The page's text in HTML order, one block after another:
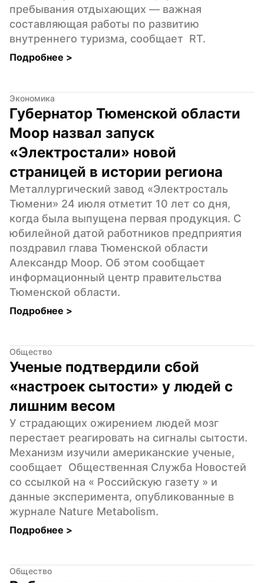
пребывания отдыхающих — важная
составляющая работы по развитию
внутреннего туризма, сообщает  RT.
Подробнее >
Экономика
Губернатор Тюменской области
Моор назвал запуск
«Электростали» новой
страницей в истории региона
Металлургический завод «Электросталь
Тюмени» 24 июля отметит 10 лет со дня,
когда была выпущена первая продукция. С
юбилейной датой работников предприятия
поздравил глава Тюменской области
Александр Моор. Об этом сообщает
информационный центр правительства
Тюменской области.
Подробнее >
Общество
Ученые подтвердили сбой
«настроек сытости» у людей с
лишним весом
У страдающих ожирением людей мозг
перестает реагировать на сигналы сытости.
Механизм изучили американские ученые,
сообщает  Общественная Служба Новостей
со ссылкой на « Российскую газету » и
данные эксперимента, опубликованные в
журнале Nature Metabolism.
Подробнее >
Общество